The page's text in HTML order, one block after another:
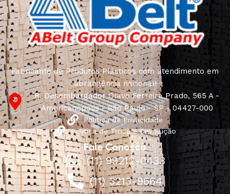
Fabricante de Produtos Plásticos com atendimento em
abrangência nacional!
R. Desembargador Olavo Ferreira Prado, 565 A -
Americanópolis - São Paulo - SP - 04427-000
Política de Privacidade
Política de Troca e Devolução
Fale Conosco
(11) 99212-0433
(11) 3213-9664